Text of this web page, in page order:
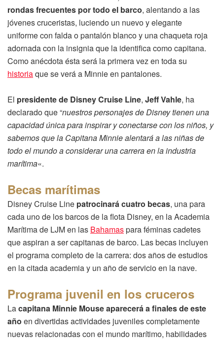
rondas frecuentes por todo el barco, alentando a las
jóvenes cruceristas, luciendo un nuevo y elegante
uniforme con falda o pantalón blanco y una chaqueta roja
adornada con la insignia que la identifica como capitana.
Como anécdota ésta será la primera vez en toda su
historiaque se verá a Minnie en pantalones.
El presidente de Disney Cruise Line, Jeff Vahle, ha
declarado que “nuestros personajes de Disney tienen una
capacidad única para inspirar y conectarse con los niños, y
sabemos que la Capitana Minnie alentará a las niñas de
todo el mundo a considerar una carrera en la industria
marítima«.
Becas marítimas
Disney Cruise Line patrocinará cuatro becas, una para
cada uno de los barcos de la flota Disney, en la Academia
Marítima de LJM en las Bahamaspara féminas cadetes
que aspiran a ser capitanas de barco. Las becas incluyen
el programa completo de la carrera: dos años de estudios
en la citada academia y un año de servicio en la nave.
Programa juvenil en los cruceros
Lacapitana Minnie Mouse aparecerá a finales de este
año en divertidas actividades juveniles completamente
nuevas relacionadas con el mundo marítimo, habilidades